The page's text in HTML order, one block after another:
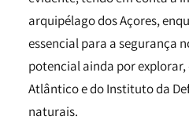
arquipélago dos Açores,
essencial para a segurança
potencial ainda por explorar,
Atlântico e do Instituto da
naturais.